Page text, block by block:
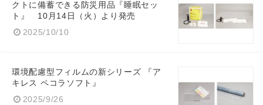
クトに備蓄できる防災用品『睡眠セッ
ト』 10月14日（火）より発売
2025/10/10
環境配慮型フィルムの新シリーズ 『ア
キレス ペコラソフト』
2025/9/26